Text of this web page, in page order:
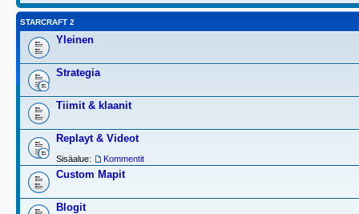
STARCRAFT 2
Yleinen
Strategia
Tiimit & klaanit
Replayt & Videot
Sisäalue: Kommentit
Custom Mapit
Blogit